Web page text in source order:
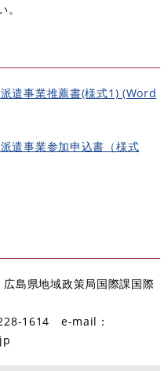
遣事業推薦書(様式1) (Word
遣事業参加申込書（様式
島県地域政策局国際課国際
1614 e-mail：